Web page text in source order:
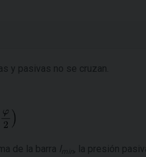
y pasivas no se cruzan.
de la barra lmin , la presión